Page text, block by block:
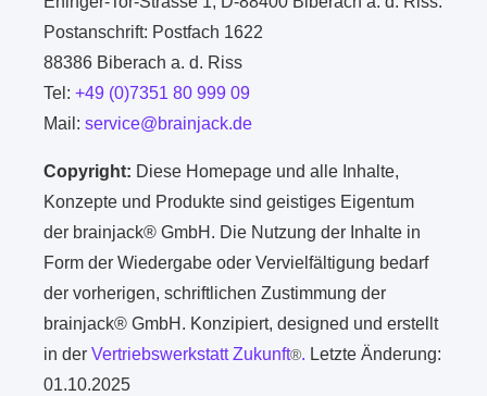
Postanschrift: Postfach 1622
88386 Biberach a. d. Riss
Tel:+49 (0)7351 80 999 09
Mail:service@brainjack.de
Copyright: Diese Homepage und alle Inhalte,
Konzepte und Produkte sind geistiges Eigentum
der brainjack® GmbH. Die Nutzung der Inhalte in
Form der Wiedergabe oder Vervielfältigung bedarf
der vorherigen, schriftlichen Zustimmung der
brainjack® GmbH. Konzipiert, designed und erstellt
in derVertriebswerkstatt Zukunft®. Letzte Änderung:
01.10.2025